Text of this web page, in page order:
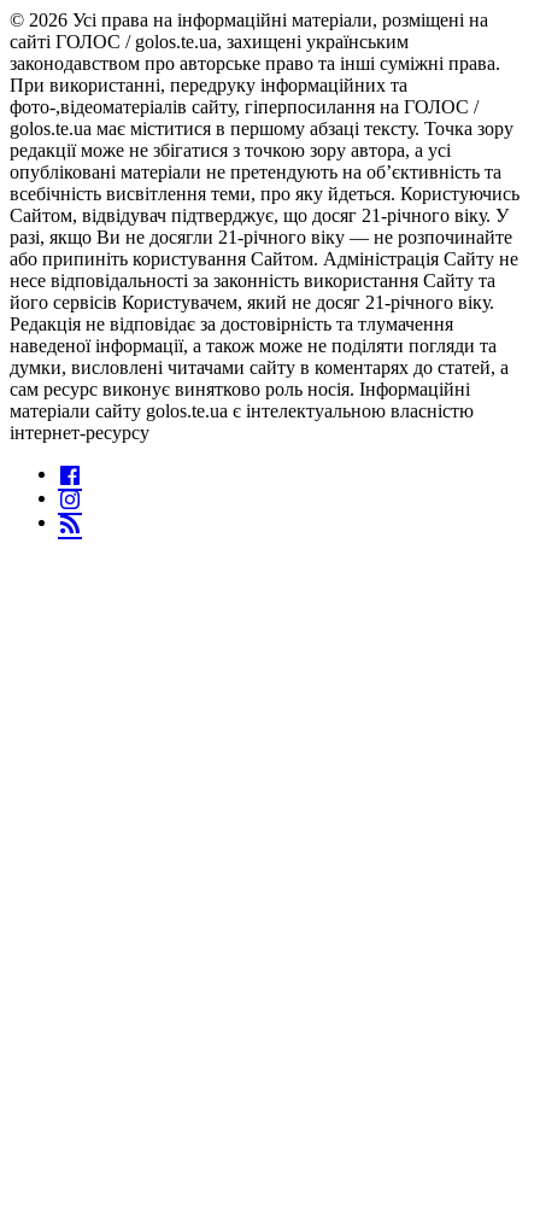
© 2026 Усі права на інформаційні матеріали, розміщені на
сайті ГОЛОС / golos.te.ua, захищені українським
законодавством про авторське право та інші суміжні права.
При використанні, передруку інформаційних та
фото-,відеоматеріалів сайту, гіперпосилання на ГОЛОС /
golos.te.ua має міститися в першому абзаці тексту. Точка зору
редакції може не збігатися з точкою зору автора, а усі
опубліковані матеріали не претендують на об’єктивність та
всебічність висвітлення теми, про яку йдеться. Користуючись
Сайтом, відвідувач підтверджує, що досяг 21-річного віку. У
разі, якщо Ви не досягли 21-річного віку — не розпочинайте
або припиніть користування Сайтом. Адміністрація Сайту не
несе відповідальності за законність використання Сайту та
його сервісів Користувачем, який не досяг 21-річного віку.
Редакція не відповідає за достовірність та тлумачення
наведеної інформації, а також може не поділяти погляди та
думки, висловлені читачами сайту в коментарях до статей, а
сам ресурс виконує винятково роль носія. Інформаційні
матеріали сайту golos.te.ua є інтелектуальною власністю
інтернет-ресурсу